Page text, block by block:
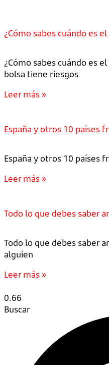
¿Cómo sabes cuándo es
¿Cómo sabes cuándo es
bolsa tiene riesgos
Leer más »
España y otros 10 países
España y otros 10 países
Leer más »
Todo lo que debes saber
Todo lo que debes saber
alguien
Leer más »
Buscar